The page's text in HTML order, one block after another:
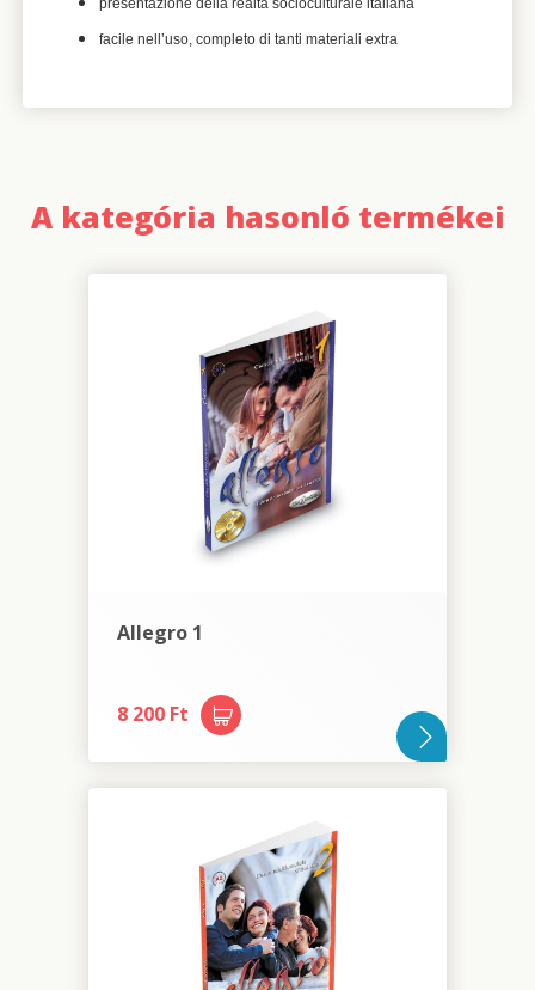
presentazione della realtà socioculturale italiana
facile nell’uso, completo di tanti materiali extra
A kategória hasonló termékei
Allegro 1
8 200 Ft